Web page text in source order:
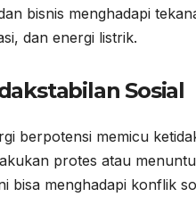
bisnis menghadapi
dan energi listrik.
Sosial
berpotensi memicu
protes atau
bisa menghadapi konflik